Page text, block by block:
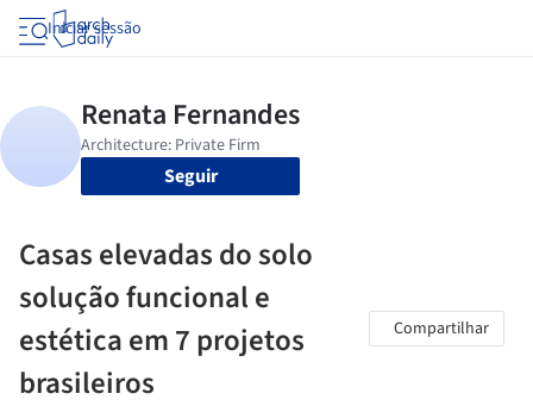
Iniciar sessão
Seguir
Casas elevadas do solo
solução funcional e
estética em 7 projetos
brasileiros
Compartilhar